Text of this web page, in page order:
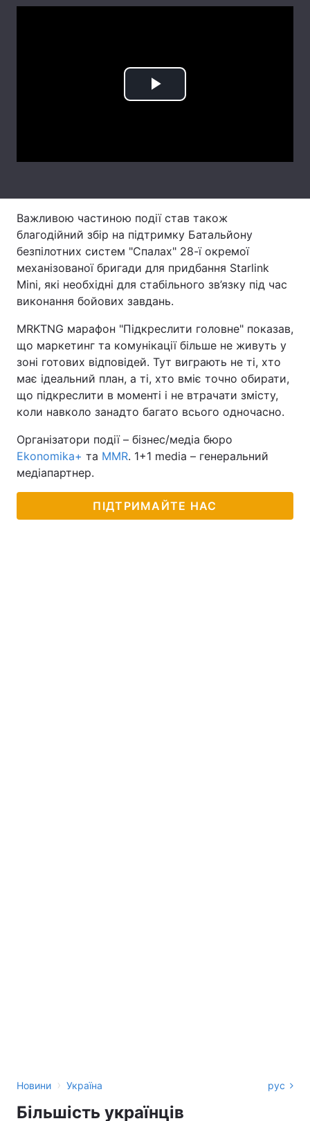
Архів Вакансії
Тема оформлення
Play
Важливою частиною події став також
благодійний збір на підтримку Батальйону
безпілотних систем "Спалах" 28-ї окремої
механізованої бригади для придбання Starlink
Mini, які необхідні для стабільного зв’язку під час
виконання бойових завдань.
MRKTNG марафон "Підкреслити головне" показав,
що маркетинг та комунікації більше не живуть у
зоні готових відповідей. Тут виграють не ті, хто
має ідеальний план, а ті, хто вміє точно обирати,
що підкреслити в моменті і не втрачати змісту,
коли навколо занадто багато всього одночасно.
Організатори події – бізнес/медіа бюро
Ekonomika+ та MMR. 1+1 media – генеральний
медіапартнер.
ПІДТРИМАЙТЕ НАС
Новини › Україна рус
Більшість українців